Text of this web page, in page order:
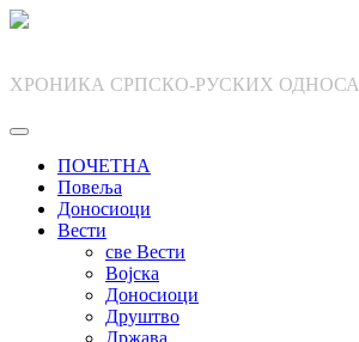
Skip
ХРОНИКА СРПСКО-РУСКИХ ОДНОСА
ПОЧЕТНА
Повеља
Доносиоци
Вести
све Вести
Војска
Доносиоци
Друштво
Држава